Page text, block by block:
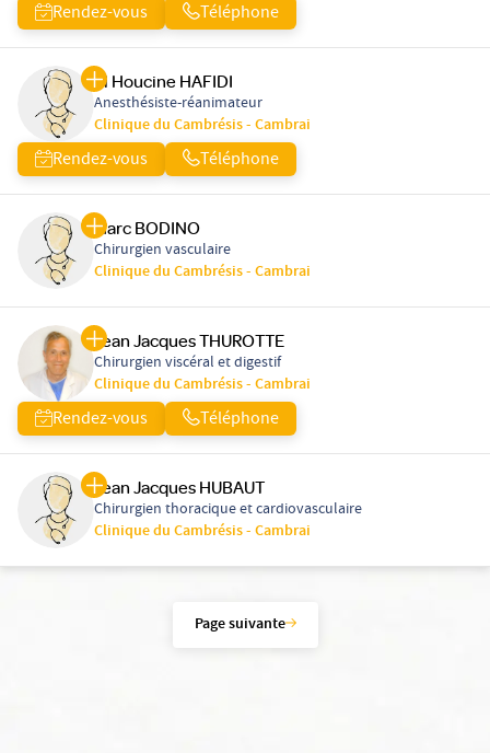
Rendez-vous Téléphone
El Houcine HAFIDI
Anesthésiste-réanimateur
Clinique du Cambrésis - Cambrai
Rendez-vous Téléphone
Marc BODINO
Chirurgien vasculaire
Clinique du Cambrésis - Cambrai
Jean Jacques THUROTTE
Chirurgien viscéral et digestif
Clinique du Cambrésis - Cambrai
Rendez-vous Téléphone
Jean Jacques HUBAUT
Chirurgien thoracique et cardiovasculaire
Clinique du Cambrésis - Cambrai
Page suivante